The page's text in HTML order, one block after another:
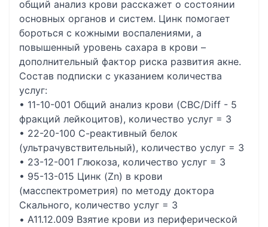
общий анализ крови расскажет о состоянии
основных органов и систем. Цинк помогает
бороться с кожными воспалениями, а
повышенный уровень сахара в крови –
дополнительный фактор риска развития акне.
Состав подписки с указанием количества
услуг:
• 11-10-001 Общий анализ крови (CBC/Diff - 5
фракций лейкоцитов), количество услуг = 3
• 22-20-100 С-реактивный белок
(ультрачувствительный), количество услуг = 3
• 23-12-001 Глюкоза, количество услуг = 3
• 95-13-015 Цинк (Zn) в крови
(масспектрометрия) по методу доктора
Скального, количество услуг = 3
• A11.12.009 Взятие крови из периферической